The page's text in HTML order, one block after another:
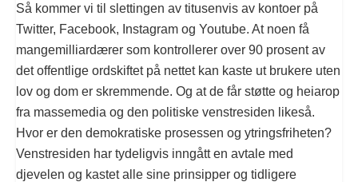
Så kommer vi til slettingen av titusenvis av kontoer på
Twitter, Facebook, Instagram og Youtube. At noen få
mangemilliardærer som kontrollerer over 90 prosent av
det offentlige ordskiftet på nettet kan kaste ut brukere uten
lov og dom er skremmende. Og at de får støtte og heiarop
fra massemedia og den politiske venstresiden likeså.
Hvor er den demokratiske prosessen og ytringsfriheten?
Venstresiden har tydeligvis inngått en avtale med
djevelen og kastet alle sine prinsipper og tidligere